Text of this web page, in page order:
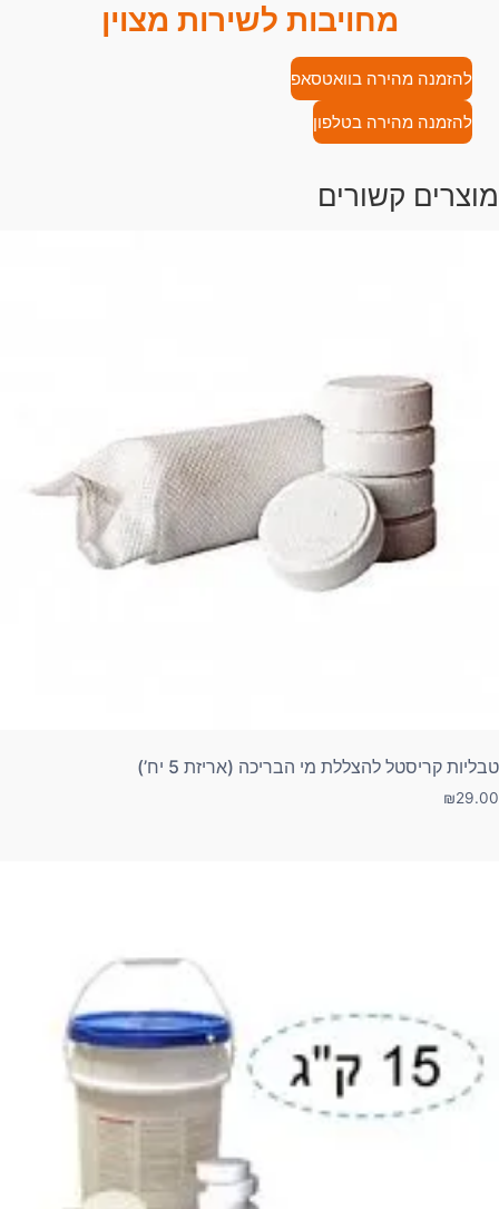
מחויבות לשירות מצוין
להזמנה מהירה בוואטסאפ
להזמנה מהירה בטלפון
מוצרים קשורים
טבליות קריסטל להצללת מי הבריכה (אריזת 5 יח’)
₪29.00